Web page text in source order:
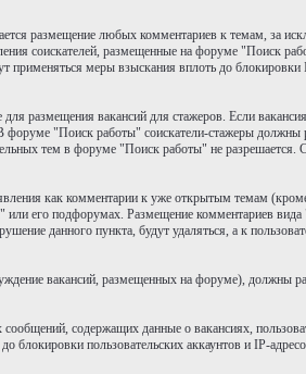
размещение любых комментариев к темам, за
соискателей, размещенные на форуме "Поиск
применяться меры взыскания вплоть до блокировки
размещения вакансий для стажеров. Если
форуме "Поиск работы" соискатели-стажеры должны
тем в форуме "Поиск работы" не разрешается.
как комментарии к уже открытым темам
его подфорумах. Размещение комментариев
данного пункта, будут удаляться, а к
вакансий, размещенных на форуме), должны
содержащих данные о вакансиях,
блокировки пользовательских аккаунтов и IP-